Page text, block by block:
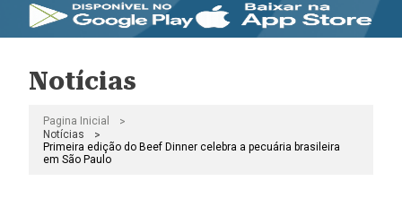
Notícias
Pagina Inicial >
Notícias >
Primeira edição do Beef Dinner celebra a pecuária brasileira
em São Paulo